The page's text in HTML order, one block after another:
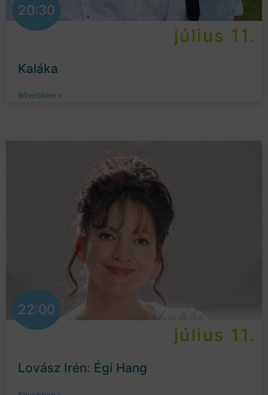
20:30
július 11.
Kaláka
Bővebben »
22:00
július 11.
Lovász Irén: Égi Hang